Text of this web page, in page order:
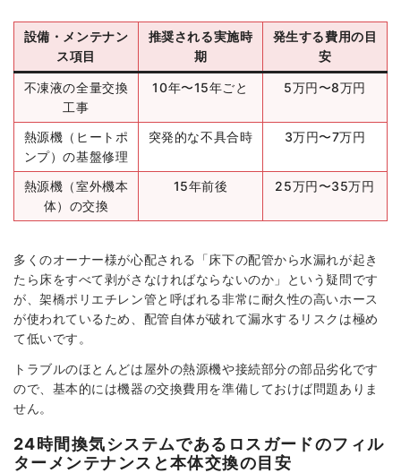
設備・メンテナン
ス項目
推奨される実施時
期
発生する費用の目
安
不凍液の全量交換
工事
10年〜15年ごと 5万円〜8万円
熱源機（ヒートポ
ンプ）の基盤修理
突発的な不具合時 3万円〜7万円
熱源機（室外機本
体）の交換
15年前後 25万円〜35万円
多くのオーナー様が心配される「床下の配管から水漏れが起き
たら床をすべて剥がさなければならないのか」という疑問です
が、架橋ポリエチレン管と呼ばれる非常に耐久性の高いホース
が使われているため、配管自体が破れて漏水するリスクは極め
て低いです。
トラブルのほとんどは屋外の熱源機や接続部分の部品劣化です
ので、基本的には機器の交換費用を準備しておけば問題ありま
せん。
24時間換気システムであるロスガードのフィル
ターメンテナンスと本体交換の目安